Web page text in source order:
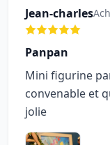
Jean-charles
Panpan
Mini figurine
convenable et
jolie